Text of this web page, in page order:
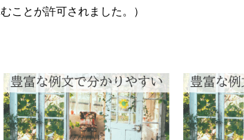
ことが許可されました。）